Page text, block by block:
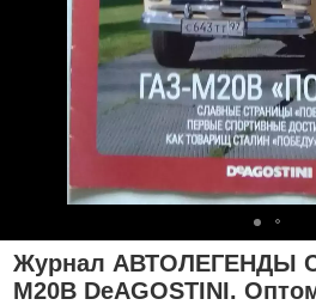
Журнал АВТОЛЕГЕНДЬІ
М20В DeAGOSTINI.